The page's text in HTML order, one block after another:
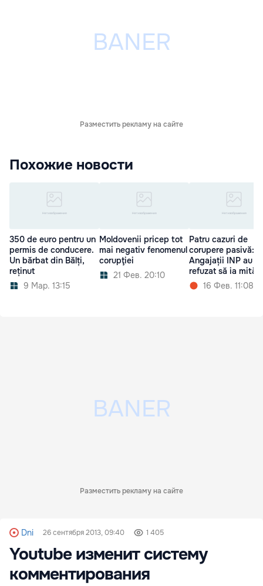
Разместить рекламу на сайте
Похожие новости
350 de euro pentru un
permis de conducere.
Un bărbat din Bălți,
reținut
9 Мар. 13:15
Moldovenii pricep tot
mai negativ fenomenul
corupţiei
21 Фев. 20:10
Patru cazuri de
corupere pasivă:
Angajații INP au
refuzat să ia mită
16 Фев. 11:08
Разместить рекламу на сайте
Dni 26 сентября 2013, 09:40 1 405
Youtube изменит систему
комментирования